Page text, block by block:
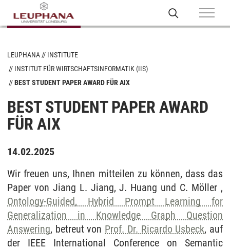
LEUPHANA
INSTITUTE
INSTITUT FÜR WIRTSCHAFTSINFORMATIK (IIS)
BEST STUDENT PAPER AWARD FÜR AIX
BEST STUDENT PAPER AWARD
FÜR AIX
14.02.2025
Wir freuen uns, Ihnen mitteilen zu können, dass das
Paper von Jiang L. Jiang, J. Huang und C. Möller ,
Ontology-Guided, Hybrid Prompt Learning for
Generalization in Knowledge Graph Question
Answering, betreut von Prof. Dr. Ricardo Usbeck, auf
der IEEE International Conference on Semantic